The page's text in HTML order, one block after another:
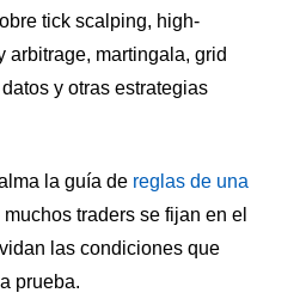
tick scalping, high-
arbitrage, martingala, grid
y otras estrategias
la guía de reglas de una
muchos traders se fijan en el
las condiciones que
prueba.